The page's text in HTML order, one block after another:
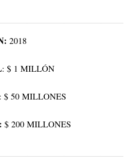
2018
: $ 1 MILLÓN
: $ 50 MILLONES
$ 200 MILLONES